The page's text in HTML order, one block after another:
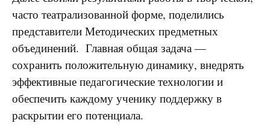
часто театрализованной форме, поделились
представители Методических предметных
объединений. Главная общая задача —
сохранить положительную динамику, внедрять
эффективные педагогические технологии и
обеспечить каждому ученику поддержку в
раскрытии его потенциала.